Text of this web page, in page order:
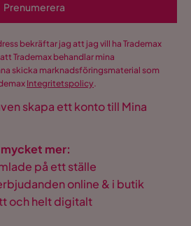
Prenumerera
bekräftar jag att jag vill ha Trademax
Trademax behandlar mina
skicka marknadsföringsmaterial som
Integritetspolicy.
skapa ett konto till Mina
mer:
på ett ställe
online & i butik
och helt digitalt